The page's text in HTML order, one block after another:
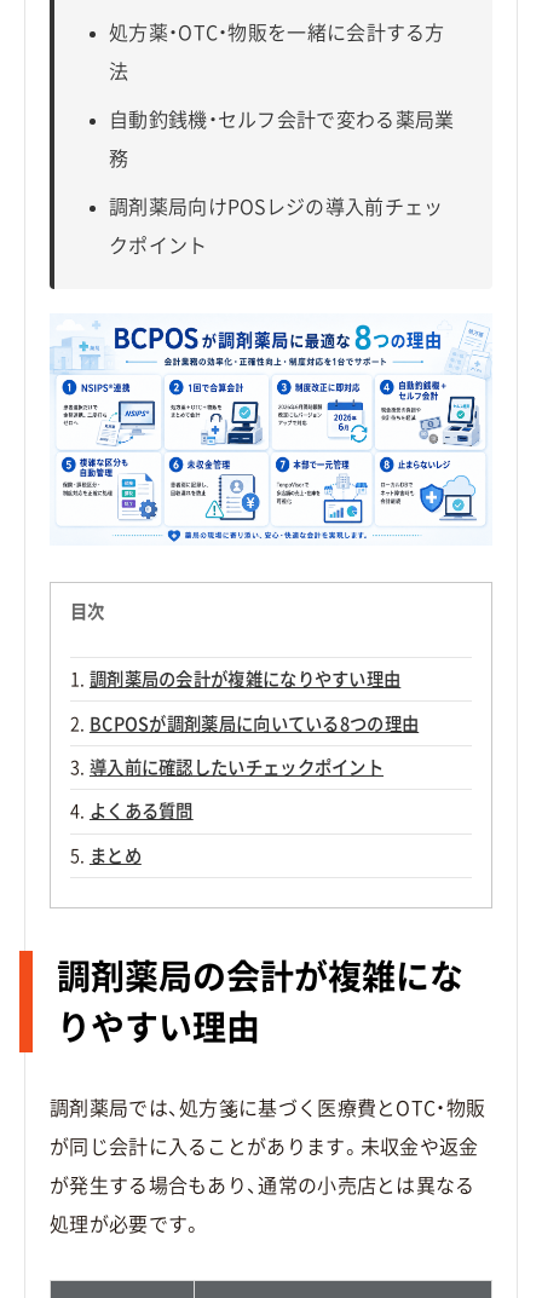
処方薬・OTC・物販を一緒に会計する方
法
自動釣銭機・セルフ会計で変わる薬局業
務
調剤薬局向けPOSレジの導入前チェッ
クポイント
目次
調剤薬局の会計が複雑になりやすい理由
BCPOSが調剤薬局に向いている8つの理由
導入前に確認したいチェックポイント
よくある質問
まとめ
調剤薬局の会計が複雑にな
りやすい理由
調剤薬局では、処方箋に基づく医療費とOTC・物販
が同じ会計に入ることがあります。未収金や返金
が発生する場合もあり、通常の小売店とは異なる
処理が必要です。